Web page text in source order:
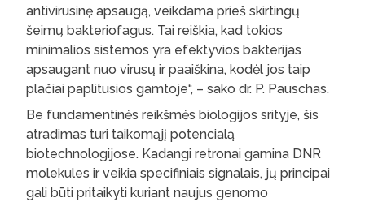
antivirusinę apsaugą, veikdama prieš skirtingų
šeimų bakteriofagus. Tai reiškia, kad tokios
minimalios sistemos yra efektyvios bakterijas
apsaugant nuo virusų ir paaiškina, kodėl jos taip
plačiai paplitusios gamtoje“, – sako dr. P. Pauschas.
Be fundamentinės reikšmės biologijos srityje, šis
atradimas turi taikomąjį potencialą
biotechnologijose. Kadangi retronai gamina DNR
molekules ir veikia specifiniais signalais, jų principai
gali būti pritaikyti kuriant naujus genomo